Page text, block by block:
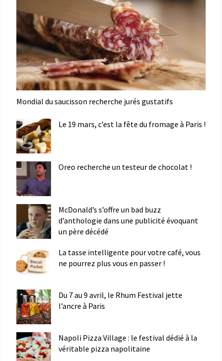
Mondial du saucisson recherche jurés gustatifs
Le 19 mars, c’est la fête du fromage à Paris !
Oreo recherche un testeur de chocolat !
McDonald’s s’offre un bad buzz
d’anthologie dans une publicité évoquant
un père décédé
La tasse intelligente pour votre café, vous
ne pourrez plus vous en passer !
Du 7 au 9 avril, le Rhum Festival jette
l’ancre à Paris
Napoli Pizza Village : le festival dédié à la
véritable pizza napolitaine